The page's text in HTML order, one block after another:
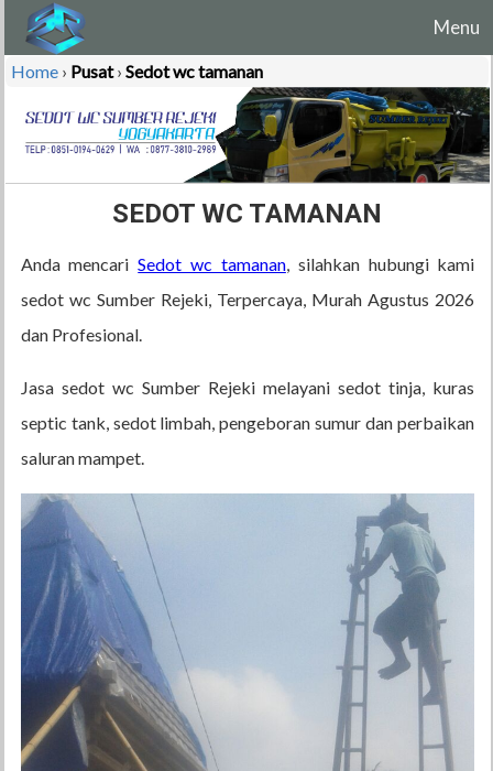
Menu
Home › Pusat › Sedot wc tamanan
SEDOT WC TAMANAN
Anda mencariSedot wc tamanan, silahkan hubungi kami
sedot wc Sumber Rejeki, Terpercaya, Murah Agustus 2026
dan Profesional.
Jasa sedot wc Sumber Rejeki melayani sedot tinja, kuras
septic tank, sedot limbah, pengeboran sumur dan perbaikan
saluran mampet.